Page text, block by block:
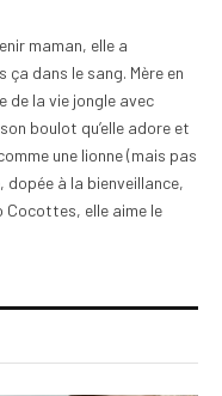
maman, elle a
dans le sang. Mère en
la vie jongle avec
boulot qu’elle adore et
une lionne (mais pas
dopée à la bienveillance,
Cocottes, elle aime le